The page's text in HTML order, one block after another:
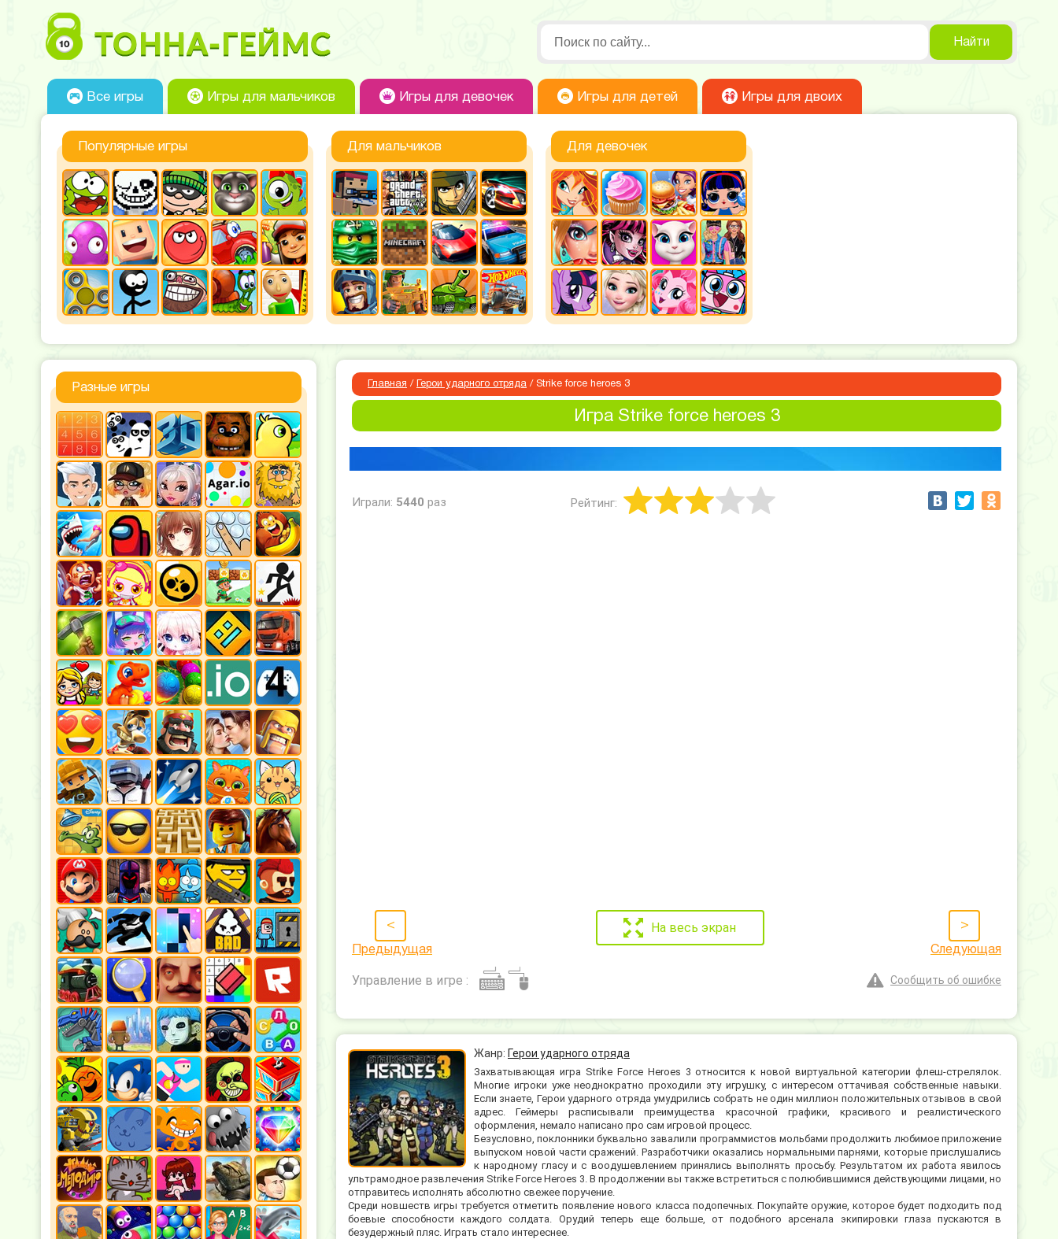
Найти
Все игры Игры для мальчиков Игры для девочек Игры для детей Игры для двоих
Популярные игры Для мальчиков Для девочек
Разные игры Главная / Герои ударного отряда / Strike force heroes 3
Игра Strike force heroes 3
Играли: 5440 раз Рейтинг:
<
Предыдущая
На весь экран >
Следующая
Управление в игре : Сообщить об ошибке
Жанр: Герои ударного отряда
Захватывающая игра Strike Force Heroes 3 относится к новой виртуальной категории флеш-стрелялок.
Многие игроки уже неоднократно проходили эту игрушку, с интересом оттачивая собственные навыки.
Если знаете, Герои ударного отряда умудрились собрать не один миллион положительных отзывов в свой
адрес. Геймеры расписывали преимущества красочной графики, красивого и реалистического
оформления, немало написано про сам игровой процесс.
Безусловно, поклонники буквально завалили программистов мольбами продолжить любимое приложение
выпуском новой части сражений. Разработчики оказались нормальными парнями, которые прислушались
к народному гласу и с воодушевлением принялись выполнять просьбу. Результатом их работа явилось
ультрамодное развлечения Strike Force Heroes 3. В продолжении вы также встретиться с полюбившимися действующими лицами, но
отправитесь исполнять абсолютно свежее поручение.
Среди новшеств игры требуется отметить появление нового класса подопечных. Покупайте оружие, которое будет подходить под
боевые способности каждого солдата. Орудий теперь еще больше, от подобного арсенала экипировки глаза пускаются в
безудержный пляс. Играть стало интереснее.